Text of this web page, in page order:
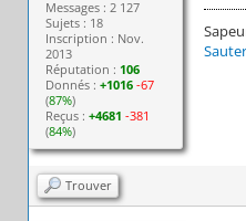
Messages : 2 127
Sujets : 18
Inscription : Nov.
2013
Réputation : 106
Donnés :+1016 -67
(87%)
Reçus :+4681 -381
(84%)
Trouver